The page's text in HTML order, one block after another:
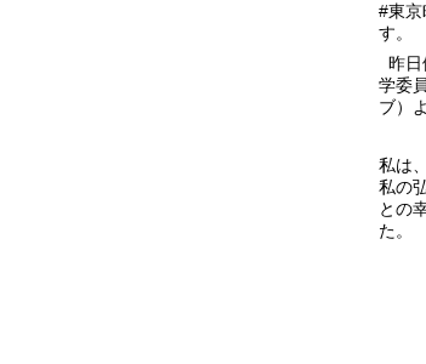
#東京
す。
昨日
学委
ブ）
私は
私の
との
た。